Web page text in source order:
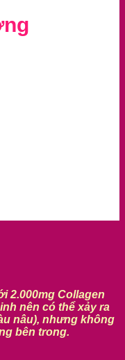
2.000mg Collagen
nên có thể xảy ra
nâu), nhưng không
bên trong.